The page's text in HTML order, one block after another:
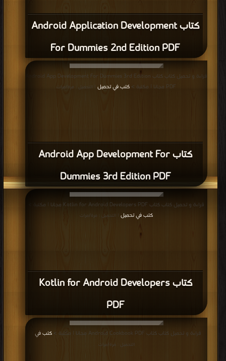
كتاب Android Application Development
For Dummies 2nd Edition PDF
كتاب Android App Development For
Dummies 3rd Edition PDF
قراءة و تحميل كتاب كتاب Android App Development For Dummies 3rd Edition
PDF مجانا | مكتبة >
كتب في تحميل | التحميل : مرة/مرات
كتاب Kotlin for Android Developers
PDF
قراءة و تحميل كتاب كتاب Kotlin for Android Developers PDF مجانا | مكتبة >
كتب في تحميل
| التحميل : مرة/مرات
قراءة و تحميل كتاب كتاب Android Cookbook PDF مجانا | مكتبة > كتب في
التحميل : مرة/مرات